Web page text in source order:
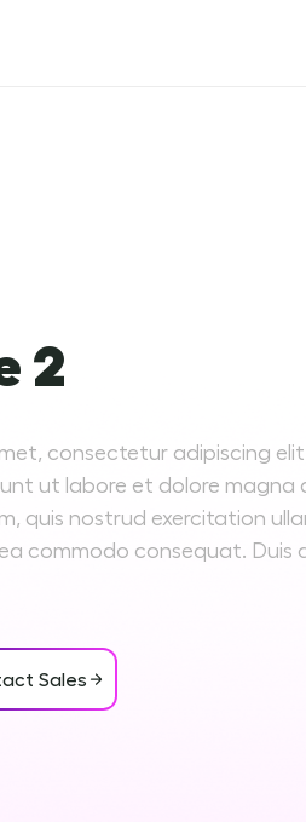
2
consectetur adipiscing
ut labore et dolore magna
quis nostrud exercitation
commodo consequat. Duis
Sales